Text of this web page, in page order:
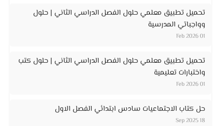
تحميل تطبيق معلمي حلول الفصل الدراسي الثاني | حلول
وواجباتي المدرسية
01 Feb 2026
تحميل تطبيق معلمي حلول الفصل الدراسي الثاني | حلول كتب
واختبارات تعليمية
01 Feb 2026
حل كتاب الاجتماعيات سادس ابتدائي الفصل الاول
18 Sep 2025